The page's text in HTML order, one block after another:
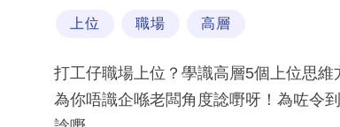
上位 職場 高層
打工仔職場上位？學識高層5個上位思
為你唔識企喺老闆角度諗嘢呀！為咗令